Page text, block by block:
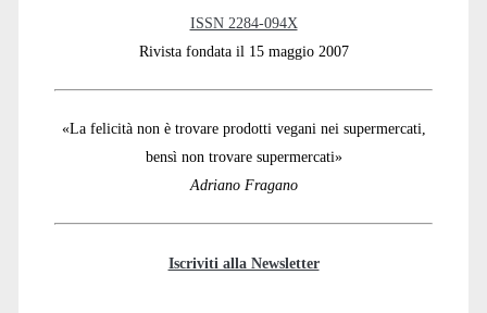
ISSN 2284-094X
Rivista fondata il 15 maggio 2007
«La felicità non è trovare prodotti vegani nei supermercati,
bensì non trovare supermercati»
Adriano Fragano
Iscriviti alla Newsletter